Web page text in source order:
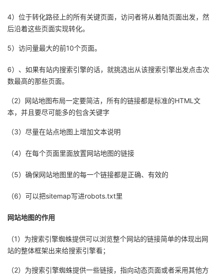
4）位于转化路径上的所有关键页面，访问者将从着陆页面出发，然
后沿着这些页面实现转化。
5）访问量最大的前10个页面。
6）、如果有站内搜索引擎的话，就挑选出从该搜索引擎出发点击次
数最高的那些页面。
（2）网站地图布局一定要简洁，所有的链接都是标准的HTML文
本，并且要尽可能多的包含关键字
（3）尽量在站点地图上增加文本说明
（4）在每个页面里面放置网站地图的链接
（5）确保网站地图里的每一个链接都是正确、有效的
（6）可以把sitemap写进robots.txt里
网站地图的作用
（1）为搜索引擎蜘蛛提供可以浏览整个网站的链接简单的体现出网
站的整体框架出来给搜索引擎看；
（2）为搜索引擎蜘蛛提供一些链接，指向动态页面或者采用其他方